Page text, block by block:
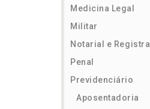
Medicina Legal
Militar
Notarial e Registral
Penal
Previdenciário
Aposentadoria